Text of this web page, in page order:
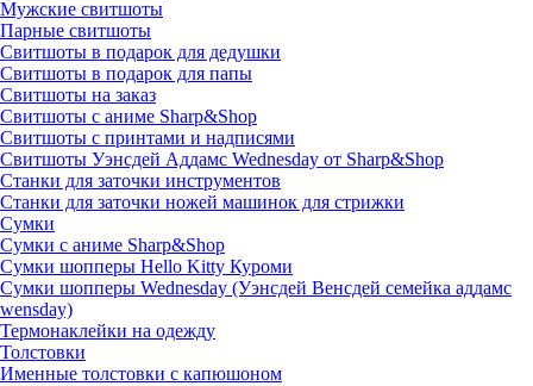
Мужские свитшоты
Парные свитшоты
Свитшоты в подарок для дедушки
Свитшоты в подарок для папы
Свитшоты на заказ
Свитшоты с аниме Sharp&Shop
Свитшоты с принтами и надписями
Свитшоты Уэнсдей Аддамс Wednesday от Sharp&Shop
Станки для заточки инструментов
Станки для заточки ножей машинок для стрижки
Сумки
Сумки с аниме Sharp&Shop
Сумки шопперы Hello Kitty Куроми
Сумки шопперы Wednesday (Уэнсдей Венсдей семейка аддамс
wensday)
Термонаклейки на одежду
Толстовки
Именные толстовки с капюшоном